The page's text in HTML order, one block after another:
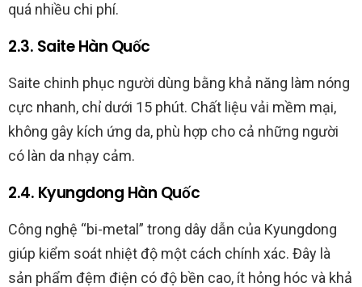
quá nhiều chi phí.
2.3. Saite Hàn Quốc
Saite chinh phục người dùng bằng khả năng làm nóng
cực nhanh, chỉ dưới 15 phút. Chất liệu vải mềm mại,
không gây kích ứng da, phù hợp cho cả những người
có làn da nhạy cảm.
2.4. Kyungdong Hàn Quốc
Công nghệ “bi-metal” trong dây dẫn của Kyungdong
giúp kiểm soát nhiệt độ một cách chính xác. Đây là
sản phẩm đệm điện có độ bền cao, ít hỏng hóc và khả